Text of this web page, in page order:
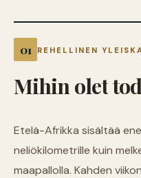
REHELLINEN
Mihin olet
Etelä-Afrikka sisältää
neliökilometrille kuin
maapallolla. Kahden